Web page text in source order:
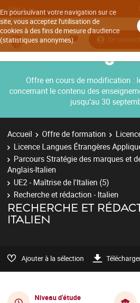
En poursuivant votre navigation sur ce
site, vous acceptez l'utilisation de
cookies à des fins de mesure d'audience
(statistiques anonymes).
Aller à
Se
Offre en cours de modification :
concernant le contenu des
jusqu’au 30
Accueil Offre de formation
Licence Langues Étrangères
Parcours Stratégie des marques et
Anglais-Italien
UE2 - Maîtrise de l'Italien (5)
Recherche et rédaction - Italien
RECHERCHE ET
ITALIEN
Ajouter à la sélection
Niveau d'étude